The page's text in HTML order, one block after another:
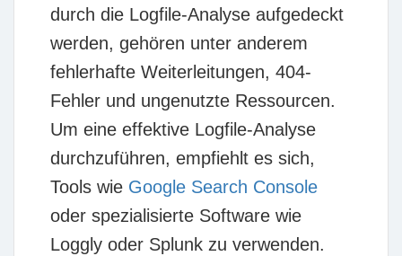
durch die Logfile-Analyse aufgedeckt
werden, gehören unter anderem
fehlerhafte Weiterleitungen, 404-
Fehler und ungenutzte Ressourcen.
Um eine effektive Logfile-Analyse
durchzuführen, empfiehlt es sich,
Tools wie Google Search Console
oder spezialisierte Software wie
Loggly oder Splunk zu verwenden.